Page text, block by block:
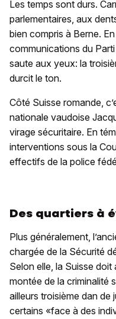
Les temps sont durs.
parlementaires, aux
bien compris à Berne.
communications du
saute aux yeux: la
durcit le ton.
Côté Suisse romande,
nationale vaudoise
virage sécuritaire. En
interventions sous la
effectifs de la police
Des quartiers à
Plus généralement,
chargée de la Sécurité
Selon elle, la Suisse
montée de la criminalité
ailleurs troisième dan de
certains «face à des